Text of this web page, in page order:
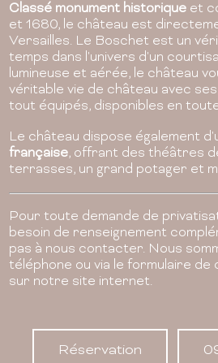
Classé monument historique et
et 1680, le château est
Versailles. Le Boschet est un
temps dans l'univers d'un
lumineuse et aérée, le château
véritable vie de château avec
tout équipés, disponibles en
Le château dispose également
française, offrant des théâtres
terrasses, un grand potager et
Pour toute demande de
besoin de renseignement
pas à nous contacter. Nous
téléphone ou via le formulaire
sur notre site internet.
Réservation